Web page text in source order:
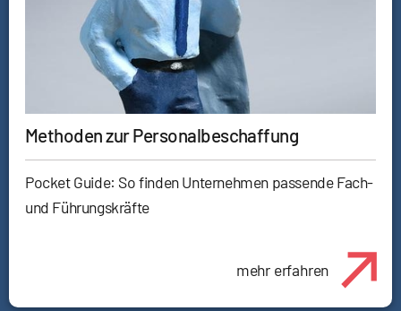
Methoden zur Personalbeschaffung
Pocket Guide: So finden Unternehmen passende Fach-
und Führungskräfte
mehr erfahren